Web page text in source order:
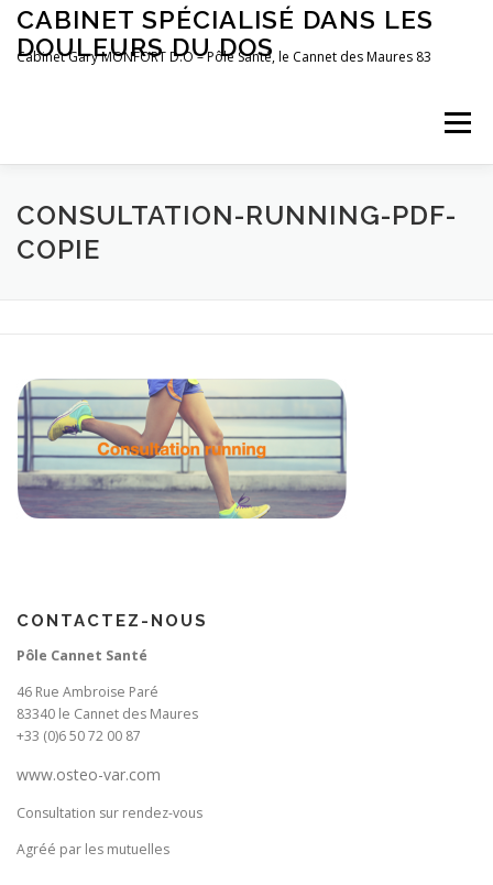
Aller
contenu
CABINET SPÉCIALISÉ DANS LES
DOULEURS DU DOS
Cabinet Gary MONFORT D.O – Pôle Santé, le Cannet des Maures 83
Menu
LE CABINET OSTÉOPATHIE POSTUROLOGIE
CONSULTATION-RUNNING-PDF-
COPIE
CONTACTEZ-NOUS
Pôle Cannet Santé
46 Rue Ambroise Paré
83340 le Cannet des Maures
+33 (0)6 50 72 00 87
www.osteo-var.com
Consultation sur rendez-vous
Agréé par les mutuelles